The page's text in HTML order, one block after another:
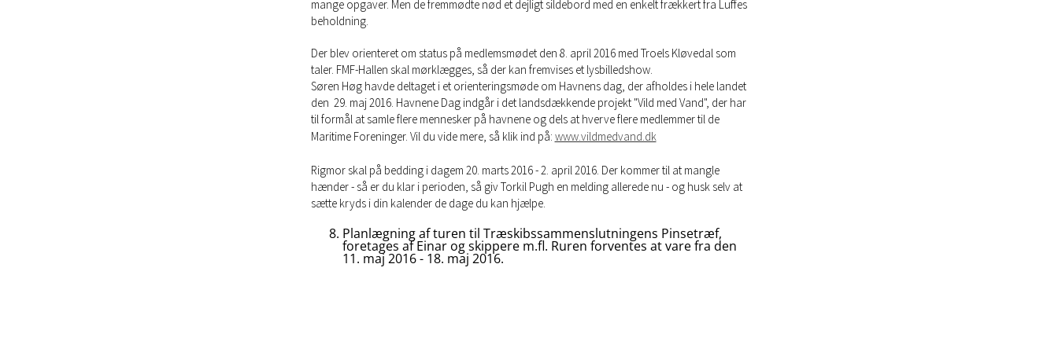
mange opgaver. Men de fremmødte nød et dejligt sildebord med en enkelt frækkert fra Luffes
beholdning.
Der blev orienteret om status på medlemsmødet den 8. april 2016 med Troels Kløvedal som
taler. FMF-Hallen skal mørklægges, så der kan fremvises et lysbilledshow.
Søren Høg havde deltaget i et orienteringsmøde om Havnens dag, der afholdes i hele landet
den 29. maj 2016. Havnene Dag indgår i det landsdækkende projekt "Vild med Vand", der har
til formål at samle flere mennesker på havnene og dels at hverve flere medlemmer til de
Maritime Foreninger. Vil du vide mere, så klik ind på: www.vildmedvand.dk
Rigmor skal på bedding i dagem 20. marts 2016 - 2. april 2016. Der kommer til at mangle
hænder - så er du klar i perioden, så giv Torkil Pugh en melding allerede nu - og husk selv at
sætte kryds i din kalender de dage du kan hjælpe.
Planlægning af turen til Træskibssammenslutningens Pinsetræf,
foretages af Einar og skippere m.fl. Ruren forventes at vare fra den
11. maj 2016 - 18. maj 2016.